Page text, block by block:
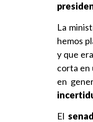
La
hemos
y que
corta en
en
El